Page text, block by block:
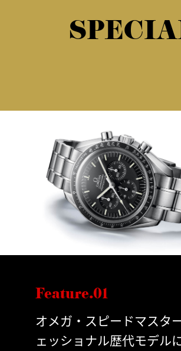
Feature.01
オメガ・スピードマスタ
ェッショナル歴代モデル